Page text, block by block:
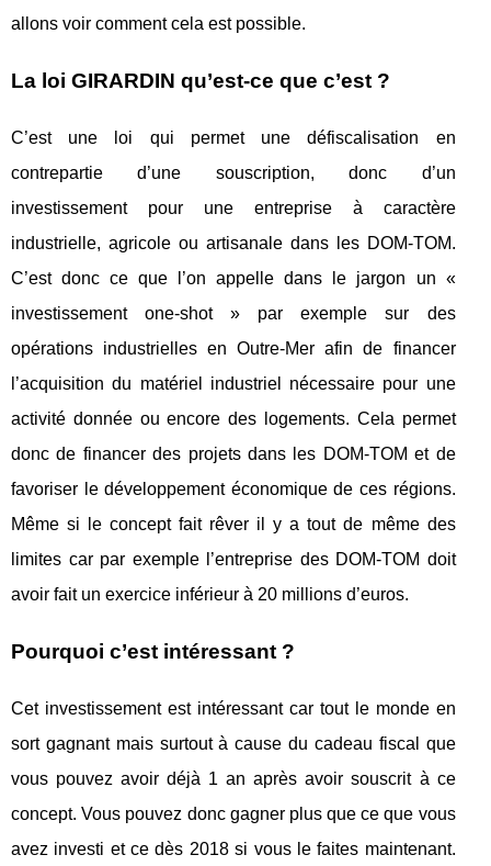
allons voir comment cela est possible.
La loi GIRARDIN qu’est-ce que c’est ?
C’est une loi qui permet une défiscalisation en
contrepartie d’une souscription, donc d’un
investissement pour une entreprise à caractère
industrielle, agricole ou artisanale dans les DOM-TOM.
C’est donc ce que l’on appelle dans le jargon un «
investissement one-shot » par exemple sur des
opérations industrielles en Outre-Mer afin de financer
l’acquisition du matériel industriel nécessaire pour une
activité donnée ou encore des logements. Cela permet
donc de financer des projets dans les DOM-TOM et de
favoriser le développement économique de ces régions.
Même si le concept fait rêver il y a tout de même des
limites car par exemple l’entreprise des DOM-TOM doit
avoir fait un exercice inférieur à 20 millions d’euros.
Pourquoi c’est intéressant ?
Cet investissement est intéressant car tout le monde en
sort gagnant mais surtout à cause du cadeau fiscal que
vous pouvez avoir déjà 1 an après avoir souscrit à ce
concept. Vous pouvez donc gagner plus que ce que vous
avez investi et ce dès 2018 si vous le faites maintenant.